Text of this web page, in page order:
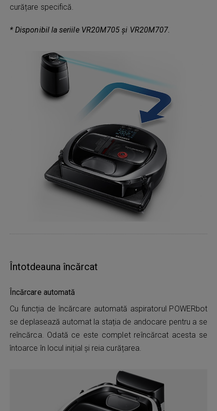
curățare specifică.
* Disponibil la seriile VR20M705 și VR20M707.
Întotdeauna încărcat
Încărcare automată
Cu funcția de încărcare automată aspiratorul POWERbot
se deplasează automat la stația de andocare pentru a se
reîncărca. Odată ce este complet reîncărcat acesta se
întoarce în locul inițial și reia curățarea.